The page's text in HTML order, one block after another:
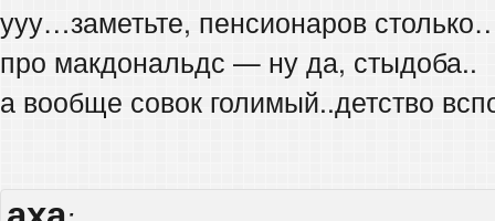
ууу…заметьте, пенсионаров
про макдональдс — ну да, стыдоба..
а вообще совок голимый..детство